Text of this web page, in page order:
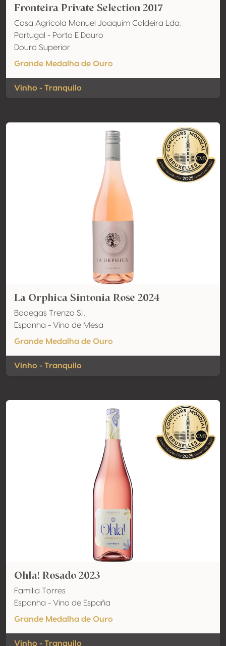
Fronteira Private Selection 2017
Casa Agricola Manuel Joaquim Caldeira Lda.
Portugal - Porto E Douro
Douro Superior
Grande Medalha de Ouro
Vinho - Tranquilo
La Orphica Sintonia Rose 2024
Bodegas Trenza S.l.
Espanha - Vino de Mesa
Grande Medalha de Ouro
Vinho - Tranquilo
Ohla! Rosado 2023
Familia Torres
Espanha - Vino de España
Grande Medalha de Ouro
Vinho - Tranquilo